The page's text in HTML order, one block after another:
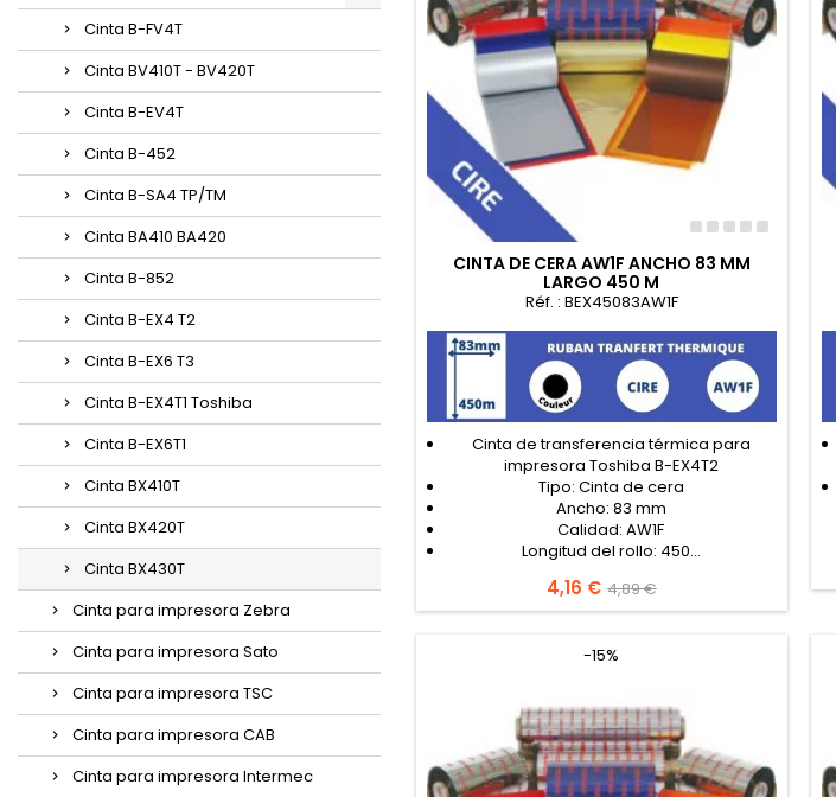
Cinta B-FV4T
Cinta BV410T - BV420T
Cinta B-EV4T
Cinta B-452
Cinta B-SA4 TP/TM
Cinta BA410 BA420
Cinta B-852
Cinta B-EX4 T2
Cinta B-EX6 T3
Cinta B-EX4T1 Toshiba
Cinta B-EX6T1
Cinta BX410T
Cinta BX420T
Cinta BX430T
Cinta para impresora Zebra
Cinta para impresora Sato
Cinta para impresora TSC
Cinta para impresora CAB
Cinta para impresora Intermec
CINTA DE CERA AW1F ANCHO 83 MM
LARGO 450 M
Réf. : BEX45083AW1F
Cinta de transferencia térmica para
impresora Toshiba B-EX4T2
Tipo: Cinta de cera
Ancho: 83 mm
Calidad: AW1F
Longitud del rollo: 450...
Precio
4,16 € Precio
base
4,89 €
-15%